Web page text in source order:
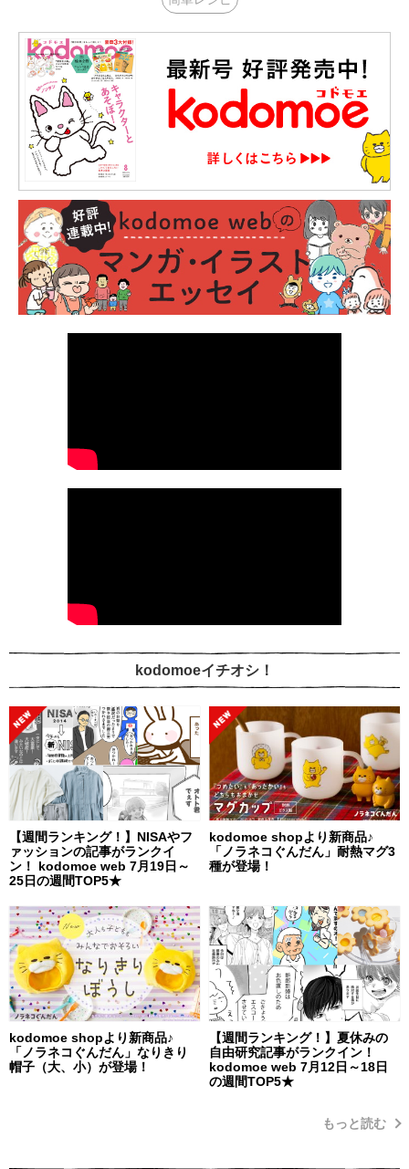
kodomoeイチオシ！
【週間ランキング！】NISAやフ
ァッションの記事がランクイ
ン！ kodomoe web 7月19日～
25日の週間TOP5★
kodomoe shopより新商品♪
「ノラネコぐんだん」耐熱マグ3
種が登場！
kodomoe shopより新商品♪
「ノラネコぐんだん」なりきり
帽子（大、小）が登場！
【週間ランキング！】夏休みの
自由研究記事がランクイン！
kodomoe web 7月12日～18日
の週間TOP5★
もっと読む